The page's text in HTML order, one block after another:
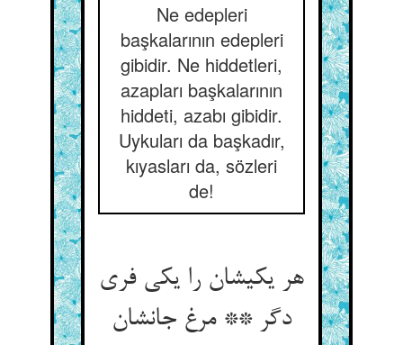
Ne edepleri
başkalarının edepleri
gibidir. Ne hiddetleri,
azapları başkalarının
hiddeti, azabı gibidir.
Uykuları da başkadır,
kıyasları da, sözleri
de!
هر یکیشان را یکی فری
دگر ** مرغ جانشان